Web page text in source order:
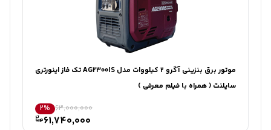
کارشناسان فروش درباره «موتور برق بنزینی آگرو ۵ کیلووات مدل...» با شما
ثبت درخواست مشاوره رایگان
موتور برق بنزینی آگرو ۲ کیلووات مدل AG2300IS تک فاز اینورتری
سایلنت ( همراه با فیلم معرفی )
63,000,000
2%
61,740,000